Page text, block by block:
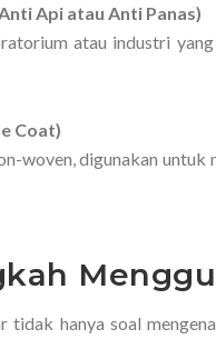
Api atau Anti Panas)
atau industri
Coat)
woven, digunakan
tidak hanya soal